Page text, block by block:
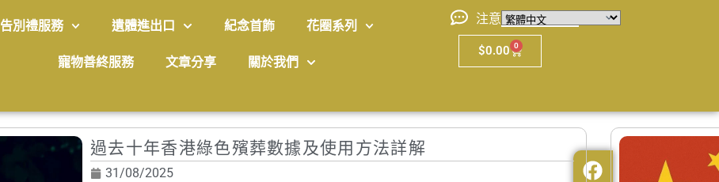
告別禮服務 遺體進出口 紀念首飾 花圈系列
寵物善終服務 文章分享 關於我們
注意
$0.00 0
過去十年香港綠色殯葬數據及使用方法詳解
31/08/2025